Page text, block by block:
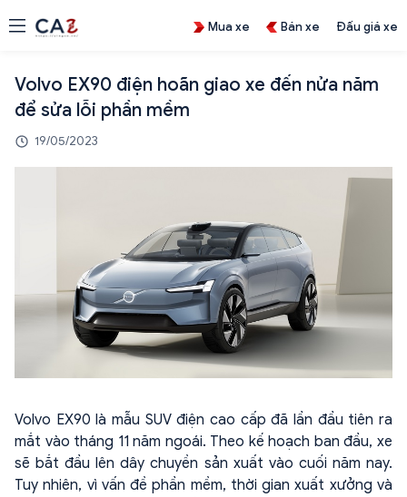
Mua xe Bán xe Đấu giá xe
Volvo EX90 điện hoãn giao xe đến nửa năm
để sửa lỗi phần mềm
19/05/2023
Volvo EX90 là mẫu SUV điện cao cấp đã lần đầu tiên ra
mắt vào tháng 11 năm ngoái. Theo kế hoạch ban đầu, xe
sẽ bắt đầu lên dây chuyền sản xuất vào cuối năm nay.
Tuy nhiên, vì vấn đề phần mềm, thời gian xuất xưởng và